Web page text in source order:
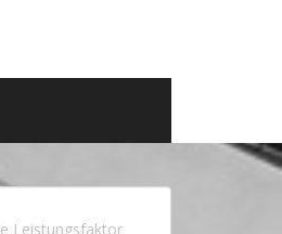
Leistungsfaktor